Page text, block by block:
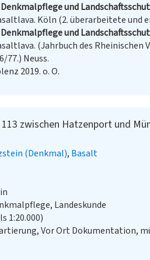
und
Köln (2. überarbeitete und
und
(Jahrbuch des Rheinischen
77.) Neuss.
2019. o. O.
zwischen Hatzenport und
(Denkmal) Basalt
Landeskunde
1:20.000)
Vor Ort Dokumentation,